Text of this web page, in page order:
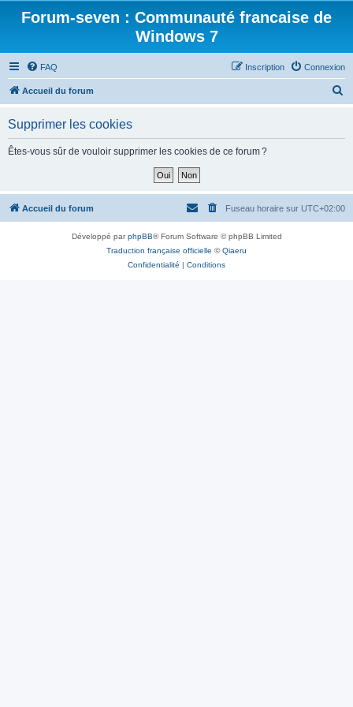
Forum-seven : Communauté francaise de
Windows 7
FAQ Connexion
Inscription
Accueil du forum
h
Supprimer les cookies
Êtes-vous sûr de vouloir supprimer les cookies de ce forum ?
Accueil du forum Fuseau horaire sur UTC+02:00
Développé parphpBB® Forum Software © phpBB Limited
Traduction française officielle ©Qiaeru
Confidentialité | Conditions